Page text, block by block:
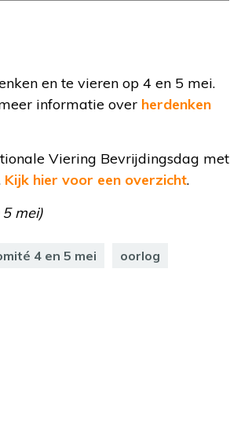
en te vieren op 4 en 5 mei.
informatie over herdenken
Viering Bevrijdingsdag met
Kijk hier voor een overzicht.
mei)
4 en 5 mei oorlog